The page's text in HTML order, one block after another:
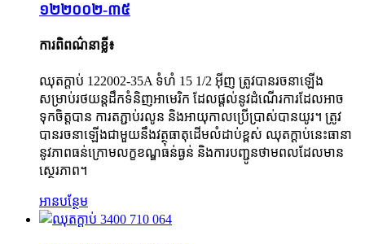
១២២០០២-៣៥
ការពិពណ៌នាខ្លី៖
ឈុតក្ដាប់ 122002-35A ទំហំ 15 1/2 អ៊ីញ ត្រូវបានរចនាឡើង
សម្រាប់រថយន្តដឹកទំនិញអាមេរិក ដែលផ្តល់នូវដំណើរការដែលអាច
ទុកចិត្តបាន ការតភ្ជាប់រលូន និងអាយុកាលប្រើប្រាស់បានយូរ។ ត្រូវ
បានរចនាឡើងជាមួយនឹងវត្ថុធាតុដើមលំដាប់ខ្ពស់ ឈុតក្ដាប់នេះធានា
នូវភាពធន់ក្រោមលក្ខខណ្ឌធន់ធ្ងន់ និងការបញ្ជូនថាមពលដែលមាន
ស្ថេរភាព។
អានបន្ថែម